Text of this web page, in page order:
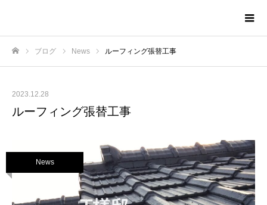
ブログ News ルーフィング張替工事
2023.12.28
ルーフィング張替工事
News